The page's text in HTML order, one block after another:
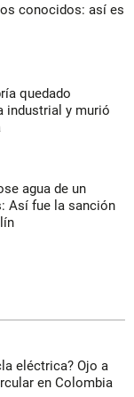
conocidos: así es
quedado
industrial y murió
agua de un
Así fue la sanción
eléctrica? Ojo a
en Colombia